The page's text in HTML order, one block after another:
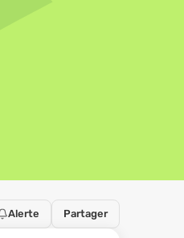
Alerte Partager